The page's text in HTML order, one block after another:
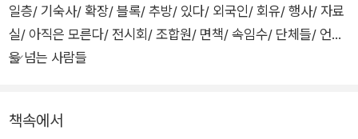
고리의 풍모가 스며”(문학평론가 이찬) 있다는 평을 받은 바 있
다.
착해온 그의 신작 시 50편을 엮어냈다.
일층/ 기숙사/ 확장/ 블록/ 추방/ 있다/ 외국인/ 회유/ 행사/ 자료
실/ 아직은 모른다/ 전시회/ 조합원/ 면책/ 속임수/ 단체들/ 언덕
을 넘는 사람들
책속에서